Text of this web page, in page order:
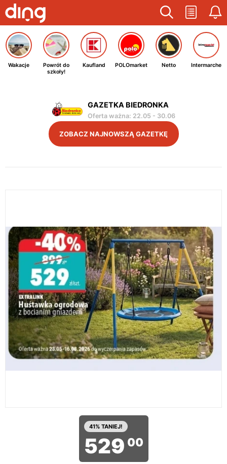
Wakacje
Powrót do
szkoły!
Kaufland POLOmarket Netto Intermarche
GAZETKA BIEDRONKA
Oferta ważna: 22.05 - 30.06
ZOBACZ NAJNOWSZĄ GAZETKĘ
41% TANIEJ!
529 00